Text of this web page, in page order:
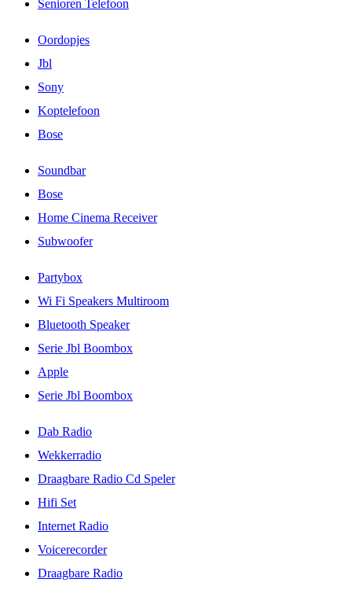
Senioren Telefoon
Oordopjes
Jbl
Sony
Koptelefoon
Bose
Soundbar
Bose
Home Cinema Receiver
Subwoofer
Partybox
Wi Fi Speakers Multiroom
Bluetooth Speaker
Serie Jbl Boombox
Apple
Serie Jbl Boombox
Dab Radio
Wekkerradio
Draagbare Radio Cd Speler
Hifi Set
Internet Radio
Voicerecorder
Draagbare Radio